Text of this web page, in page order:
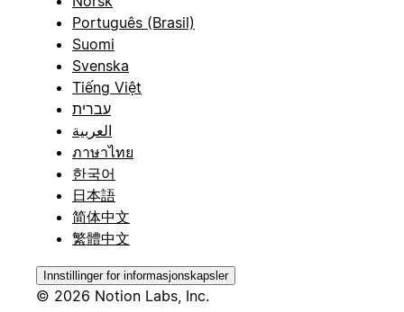
Português (Brasil)
Suomi
Svenska
Tiếng Việt
עברית
العربية
ภาษาไทย
한국어
日本語
简体中文
繁體中文
Innstillinger for informasjonskapsler
© 2026 Notion Labs, Inc.